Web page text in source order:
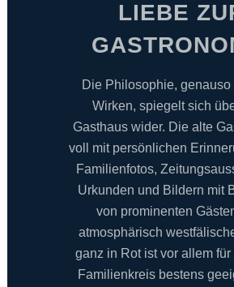
LIEBE
Die Philosophie, genauso
Wirken, spiegelt sich
Gasthaus wider. Die alte
voll mit persönlichen
Familienfotos,
Urkunden und Bildern mit
von prominenten
atmosphärisch
ganz in Rot ist vor allem
Familienkreis bestens